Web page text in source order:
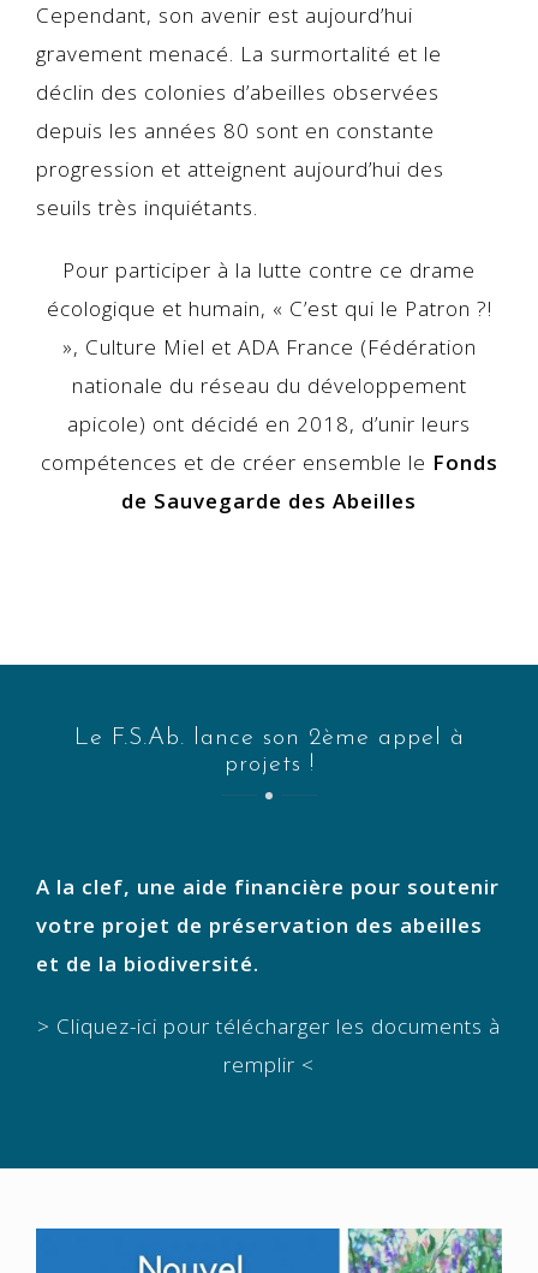
Cependant, son avenir est aujourd’hui
gravement menacé. La surmortalité et le
déclin des colonies d’abeilles observées
depuis les années 80 sont en constante
progression et atteignent aujourd’hui des
seuils très inquiétants.
Pour participer à la lutte contre ce drame
écologique et humain, « C’est qui le Patron ?!
», Culture Miel et ADA France (Fédération
nationale du réseau du développement
apicole) ont décidé en 2018, d’unir leurs
compétences et de créer ensemble le Fonds
de Sauvegarde des Abeilles
Le F.S.Ab. lance son 2ème appel à
projets !
A la clef, une aide financière pour soutenir
votre projet de préservation des abeilles
et de la biodiversité.
> Cliquez-ici pour télécharger les documents à
remplir <